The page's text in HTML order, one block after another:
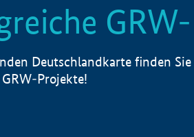
Deutschlandkarte finden
Projekte!